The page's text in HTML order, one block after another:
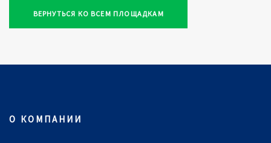
ВЕРНУТЬСЯ КО ВСЕМ ПЛОЩАДКАМ
О КОМПАНИИ